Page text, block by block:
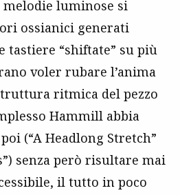
melodie luminose si
ossianici generati
tastiere “shiftate” su più
voler rubare l’anima
ritmica del pezzo
Hammill abbia
(“A Headlong Stretch”
senza però risultare mai
il tutto in poco